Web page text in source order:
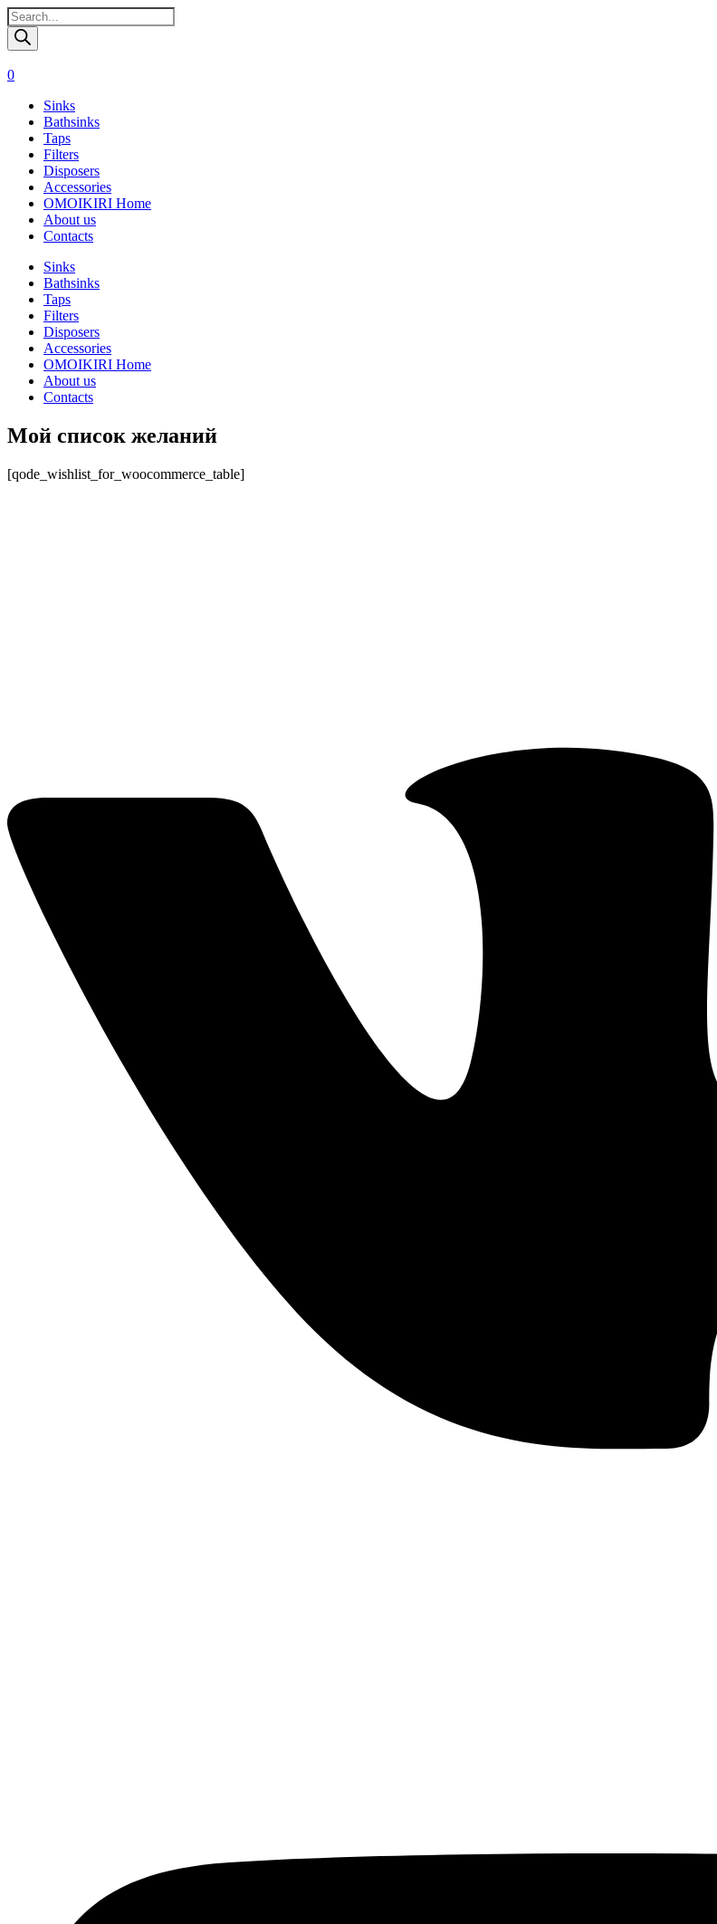
Поиск
товаров
0
Sinks
Bathsinks
Taps
Filters
Disposers
Accessories
OMOIKIRI Home
About us
Contacts
Sinks
Bathsinks
Taps
Filters
Disposers
Accessories
OMOIKIRI Home
About us
Contacts
Перейти
к
Мой список желаний
[qode_wishlist_for_woocommerce_table]